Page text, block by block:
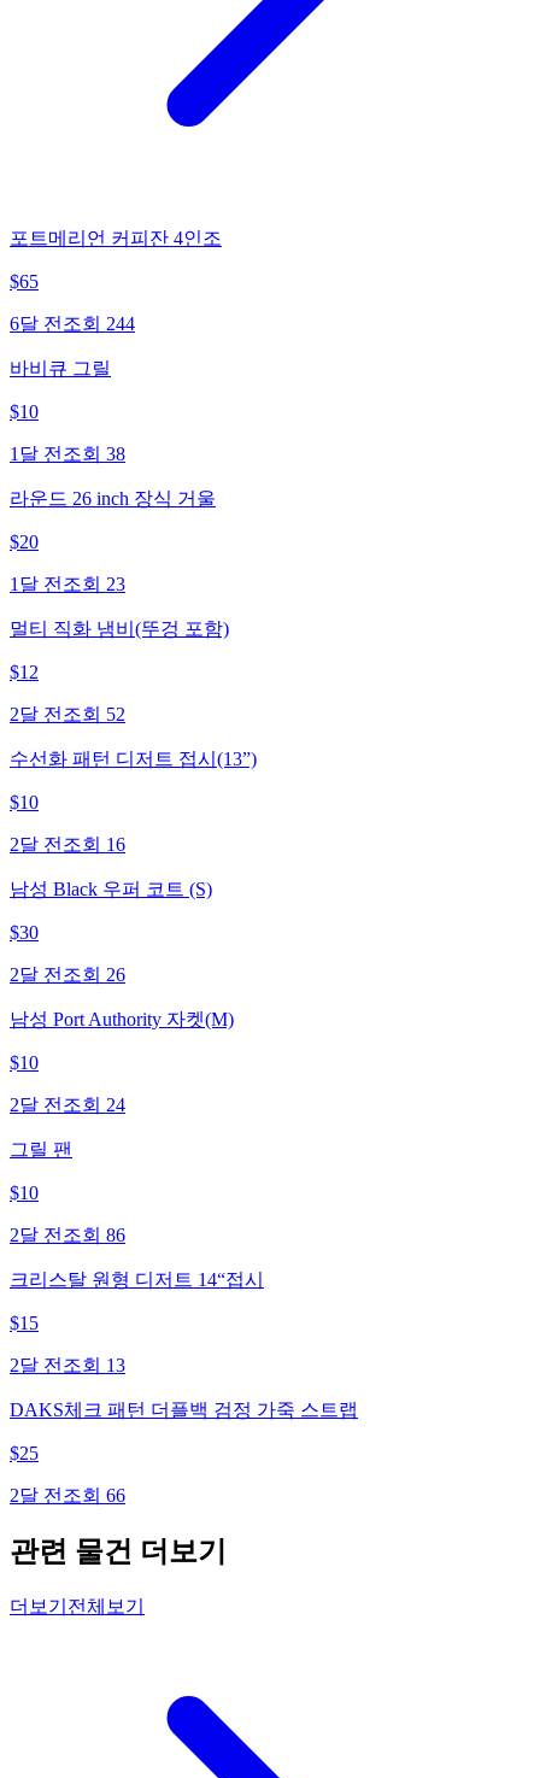
포트메리언 커피잔 4인조
$65
6달 전 조회 244
바비큐 그릴
$10
1달 전 조회 38
라운드 26 inch 장식 거울
$20
1달 전 조회 23
멀티 직화 냄비(뚜겅 포함)
$12
2달 전 조회 52
수선화 패턴 디저트 접시(13”)
$10
2달 전 조회 16
남성 Black 우퍼 코트 (S)
$30
2달 전 조회 26
남성 Port Authority 자켓(M)
$10
2달 전 조회 24
그릴 팬
$10
2달 전 조회 86
크리스탈 원형 디저트 14“접시
$15
2달 전 조회 13
DAKS체크 패턴 더플백 검정 가죽 스트랩
$25
2달 전 조회 66
관련 물건 더보기
더보기 전체보기